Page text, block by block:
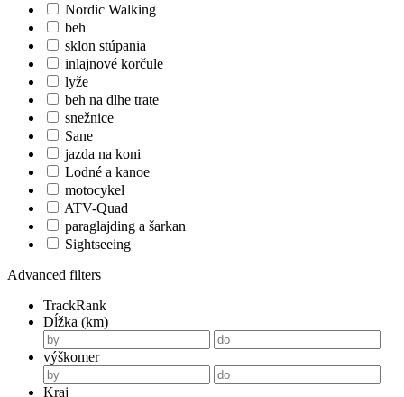
Nordic Walking
beh
sklon stúpania
inlajnové korčule
lyže
beh na dlhe trate
snežnice
Sane
jazda na koni
Lodné a kanoe
motocykel
ATV-Quad
paraglajding a šarkan
Sightseeing
Advanced filters
TrackRank
Dĺžka (km)
výškomer
Kraj